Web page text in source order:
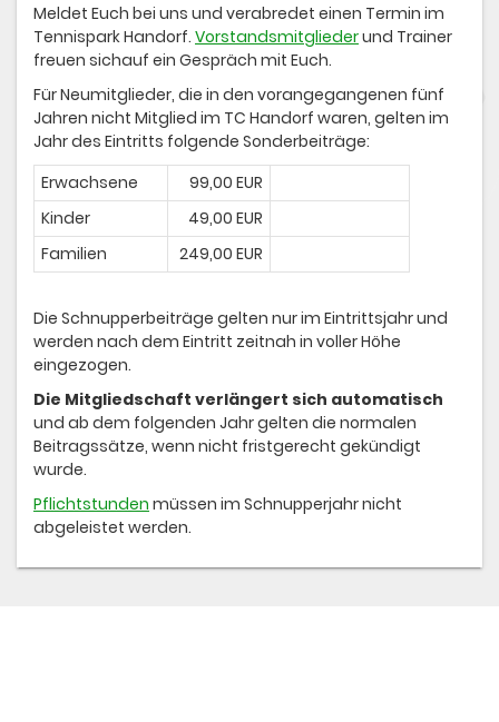
Meldet Euch bei uns und verabredet einen Termin im
Tennispark Handorf. Vorstandsmitgliederund Trainer
freuen sichauf ein Gespräch mit Euch.
Für Neumitglieder, die in den vorangegangenen fünf
Jahren nicht Mitglied im TC Handorf waren, gelten im
Jahr des Eintritts folgende Sonderbeiträge:
Erwachsene
99,00 EUR
Kinder
49,00 EUR
Familien
249,00 EUR
Die Schnupperbeiträge gelten nur im Eintrittsjahr und
werden nach dem Eintritt zeitnah in voller Höhe
eingezogen.
Die Mitgliedschaft verlängert sich automatisch
und ab dem folgenden Jahr gelten die normalen
Beitragssätze, wenn nicht fristgerecht gekündigt
wurde.
Pflichtstunden müssen im Schnupperjahr nicht
abgeleistet werden.